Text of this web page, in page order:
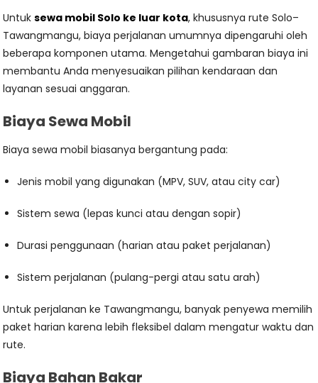
Untuksewa mobil Solo ke luar kota, khususnya rute Solo–
Tawangmangu, biaya perjalanan umumnya dipengaruhi oleh
beberapa komponen utama. Mengetahui gambaran biaya ini
membantu Anda menyesuaikan pilihan kendaraan dan
layanan sesuai anggaran.
Biaya Sewa Mobil
Biaya sewa mobil biasanya bergantung pada:
Jenis mobil yang digunakan (MPV, SUV, atau city car)
Sistem sewa (lepas kunci atau dengan sopir)
Durasi penggunaan (harian atau paket perjalanan)
Sistem perjalanan (pulang-pergi atau satu arah)
Untuk perjalanan ke Tawangmangu, banyak penyewa memilih
paket harian karena lebih fleksibel dalam mengatur waktu dan
rute.
Biaya Bahan Bakar